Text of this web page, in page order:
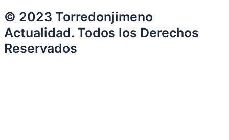
© 2023 Torredonjimeno
Actualidad. Todos los Derechos
Reservados